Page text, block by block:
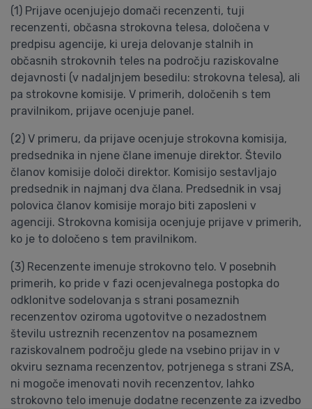
(1) Prijave ocenjujejo domači recenzenti, tuji
recenzenti, občasna strokovna telesa, določena v
predpisu agencije, ki ureja delovanje stalnih in
občasnih strokovnih teles na področju raziskovalne
dejavnosti (v nadaljnjem besedilu: strokovna telesa), ali
pa strokovne komisije. V primerih, določenih s tem
pravilnikom, prijave ocenjuje panel.
(2) V primeru, da prijave ocenjuje strokovna komisija,
predsednika in njene člane imenuje direktor. Število
članov komisije določi direktor. Komisijo sestavljajo
predsednik in najmanj dva člana. Predsednik in vsaj
polovica članov komisije morajo biti zaposleni v
agenciji. Strokovna komisija ocenjuje prijave v primerih,
ko je to določeno s tem pravilnikom.
(3) Recenzente imenuje strokovno telo. V posebnih
primerih, ko pride v fazi ocenjevalnega postopka do
odklonitve sodelovanja s strani posameznih
recenzentov oziroma ugotovitve o nezadostnem
številu ustreznih recenzentov na posameznem
raziskovalnem področju glede na vsebino prijav in v
okviru seznama recenzentov, potrjenega s strani ZSA,
ni mogoče imenovati novih recenzentov, lahko
strokovno telo imenuje dodatne recenzente za izvedbo